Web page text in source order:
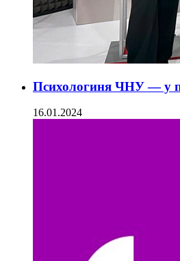
Психологиня ЧНУ — у
16.01.2024